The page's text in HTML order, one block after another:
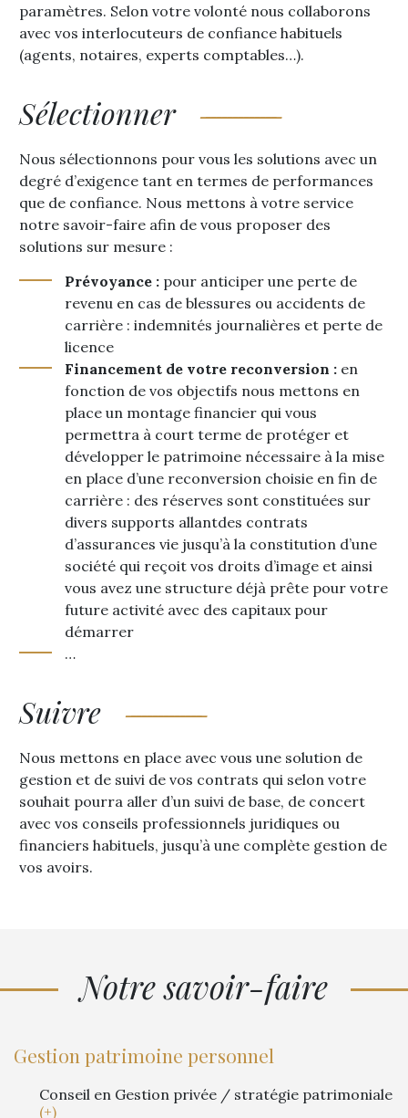
paramètres. Selon votre volonté nous collaborons
avec vos interlocuteurs de confiance habituels
(agents, notaires, experts comptables…).
Sélectionner
Nous sélectionnons pour vous les solutions avec un
degré d’exigence tant en termes de performances
que de confiance. Nous mettons à votre service
notre savoir-faire afin de vous proposer des
solutions sur mesure :
Prévoyance : pour anticiper une perte de
revenu en cas de blessures ou accidents de
carrière : indemnités journalières et perte de
licence
Financement de votre reconversion : en
fonction de vos objectifs nous mettons en
place un montage financier qui vous
permettra à court terme de protéger et
développer le patrimoine nécessaire à la mise
en place d’une reconversion choisie en fin de
carrière : des réserves sont constituées sur
divers supports allantdes contrats
d’assurances vie jusqu’à la constitution d’une
société qui reçoit vos droits d’image et ainsi
vous avez une structure déjà prête pour votre
future activité avec des capitaux pour
démarrer
…
Suivre
Nous mettons en place avec vous une solution de
gestion et de suivi de vos contrats qui selon votre
souhait pourra aller d’un suivi de base, de concert
avec vos conseils professionnels juridiques ou
financiers habituels, jusqu’à une complète gestion de
vos avoirs.
Notre savoir-faire
Gestion patrimoine personnel
Conseil en Gestion privée / stratégie patrimoniale
(+)